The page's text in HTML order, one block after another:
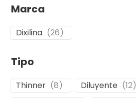
Marca
Dixilina (26)
Tipo
Thinner (8) Diluyente (12)